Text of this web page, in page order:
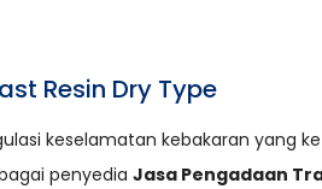
Resin Dry Type
keselamatan kebakaran yang
penyedia Jasa Pengadaan